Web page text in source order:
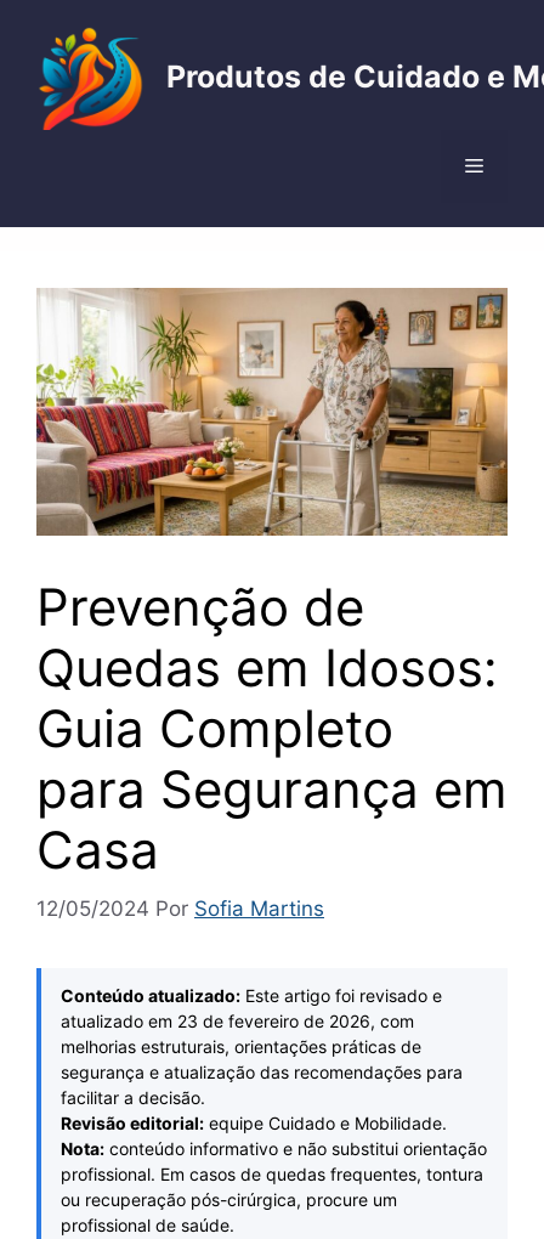
conteúdo
Produtos de Cuidado e
Menu
Prevenção de
Quedas em Idosos:
Guia Completo
para Segurança em
Casa
12/05/2024 Por Sofia Martins
Conteúdo atualizado: Este artigo foi revisado e
atualizado em 23 de fevereiro de 2026, com
melhorias estruturais, orientações práticas de
segurança e atualização das recomendações para
facilitar a decisão.
Revisão editorial: equipe Cuidado e Mobilidade.
Nota: conteúdo informativo e não substitui orientação
profissional. Em casos de quedas frequentes, tontura
ou recuperação pós-cirúrgica, procure um
profissional de saúde.